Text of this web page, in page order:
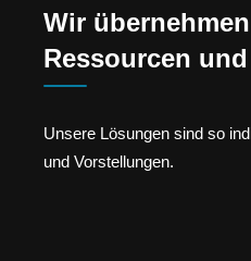
Wir
Ressourcen
Unsere Lösungen sind so
und Vorstellungen.